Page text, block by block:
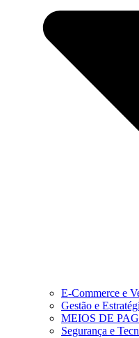
E-Commerce e
Gestão e
MEIOS DE
Segurança e